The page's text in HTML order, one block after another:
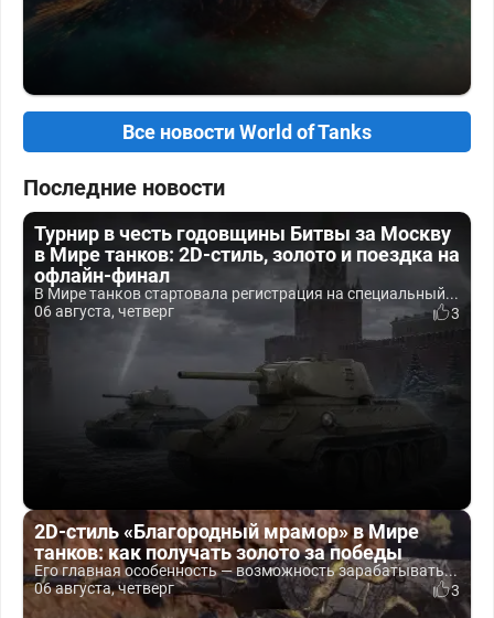
Все новости World of Tanks
Последние новости
Турнир в честь годовщины Битвы за Москву
в Мире танков: 2D-стиль, золото и поездка на
офлайн-финал
В Мире танков стартовала регистрация на специальный...
06 августа, четверг
3
2D-стиль «Благородный мрамор» в Мире
танков: как получать золото за победы
Его главная особенность — возможность зарабатывать...
06 августа, четверг
3